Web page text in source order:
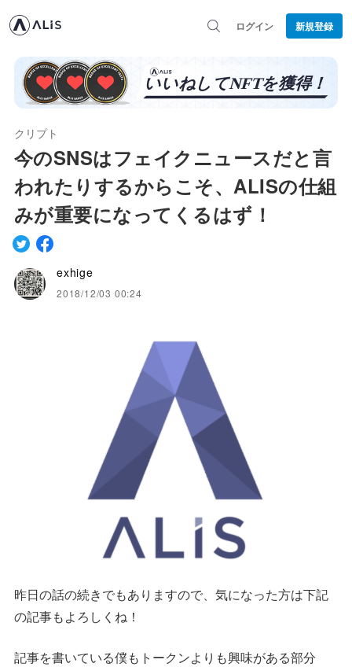
ログイン 新規登録
クリプト
今のSNSはフェイクニュースだと言
われたりするからこそ、ALISの仕組
みが重要になってくるはず！
exhige
2018/12/03 00:24
昨日の話の続きでもありますので、気になった方は下記
の記事もよろしくね！
記事を書いている僕もトークンよりも興味がある部分